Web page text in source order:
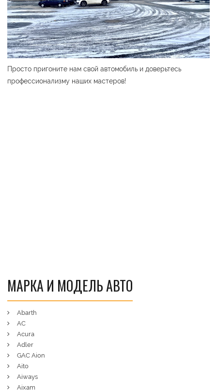
Просто пригоните нам свой автомобиль и доверьтесь
профессионализму наших мастеров!
МАРКА И МОДЕЛЬ АВТО
Abarth
AC
Acura
Adler
GAC Aion
Aito
Aiways
Aixam